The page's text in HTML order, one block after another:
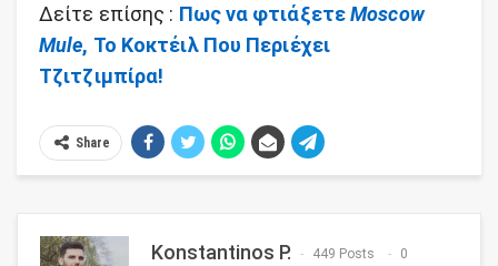
Δείτε επίσης : Πως να φτιάξετεMoscow
Mule, Το Κοκτέιλ Που Περιέχει
Τζιτζιμπίρα!
Share
Konstantinos P. 449 Posts 0